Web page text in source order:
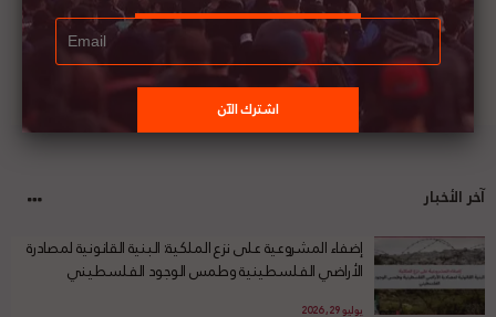
آخر الأخبار
إضفاء المشروعية على نزع الملكية: البنية القانونية لمصادرة
الأراضي الفلسطينية وطمس الوجود الفلسطيني
يوليو 29, 2026